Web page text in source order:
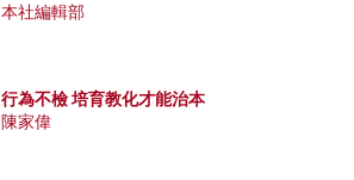
本社編輯部
行為不檢 培育教化才能治本
陳家偉